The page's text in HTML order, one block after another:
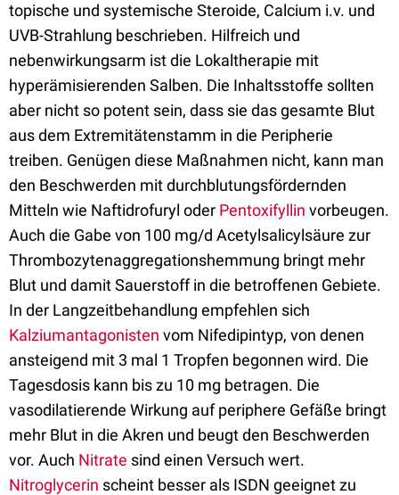
topische und systemische Steroide, Calcium i.v. und
UVB-Strahlung beschrieben. Hilfreich und
nebenwirkungsarm ist die Lokaltherapie mit
hyperämisierenden Salben. Die Inhaltsstoffe sollten
aber nicht so potent sein, dass sie das gesamte Blut
aus dem Extremitätenstamm in die Peripherie
treiben. Genügen diese Maßnahmen nicht, kann man
den Beschwerden mit durchblutungsfördernden
Mitteln wie Naftidrofuryl oder Pentoxifyllin vorbeugen.
Auch die Gabe von 100 mg/d Acetylsalicylsäure zur
Thrombozytenaggregationshemmung bringt mehr
Blut und damit Sauerstoff in die betroffenen Gebiete.
In der Langzeitbehandlung empfehlen sich
Kalziumantagonisten vom Nifedipintyp, von denen
ansteigend mit 3 mal 1 Tropfen begonnen wird. Die
Tagesdosis kann bis zu 10 mg betragen. Die
vasodilatierende Wirkung auf periphere Gefäße bringt
mehr Blut in die Akren und beugt den Beschwerden
vor. Auch Nitrate sind einen Versuch wert.
Nitroglycerin scheint besser als ISDN geeignet zu